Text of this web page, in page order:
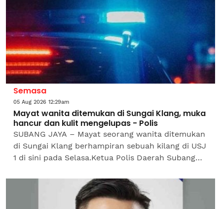
Semasa
05 Aug 2026 12:29am
Mayat wanita ditemukan di Sungai Klang, muka
hancur dan kulit mengelupas - Polis
SUBANG JAYA – Mayat seorang wanita ditemukan
di Sungai Klang berhampiran sebuah kilang di USJ
1 di sini pada Selasa.Ketua Polis Daerah Subang
berkata,...